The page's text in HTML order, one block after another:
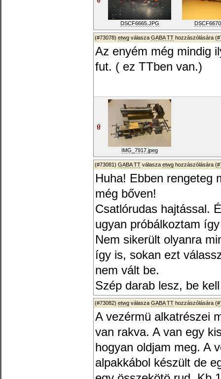
DSCF6665.JPG
(#73078) etwg válasza GABA TT hozzászólására (
Az enyém még mindig
fut. ( ez TTben van.)
IMG_7917.jpeg
(#73081) GABA TT válasza etwg hozzászólására (
Huha! Ebben rengeteg
még bőven!
Csatlórudas hajtással.
ugyan próbálkoztam
Nem sikerült olyanra
így is, sokan ezt
nem vált be.
Szép darab lesz, be
(#73082) etwg válasza GABA TT hozzászólására (
A vezérmü alkatrészei
van rakva. A van egy
hogyan oldjam meg. A
alpakkábol készült de